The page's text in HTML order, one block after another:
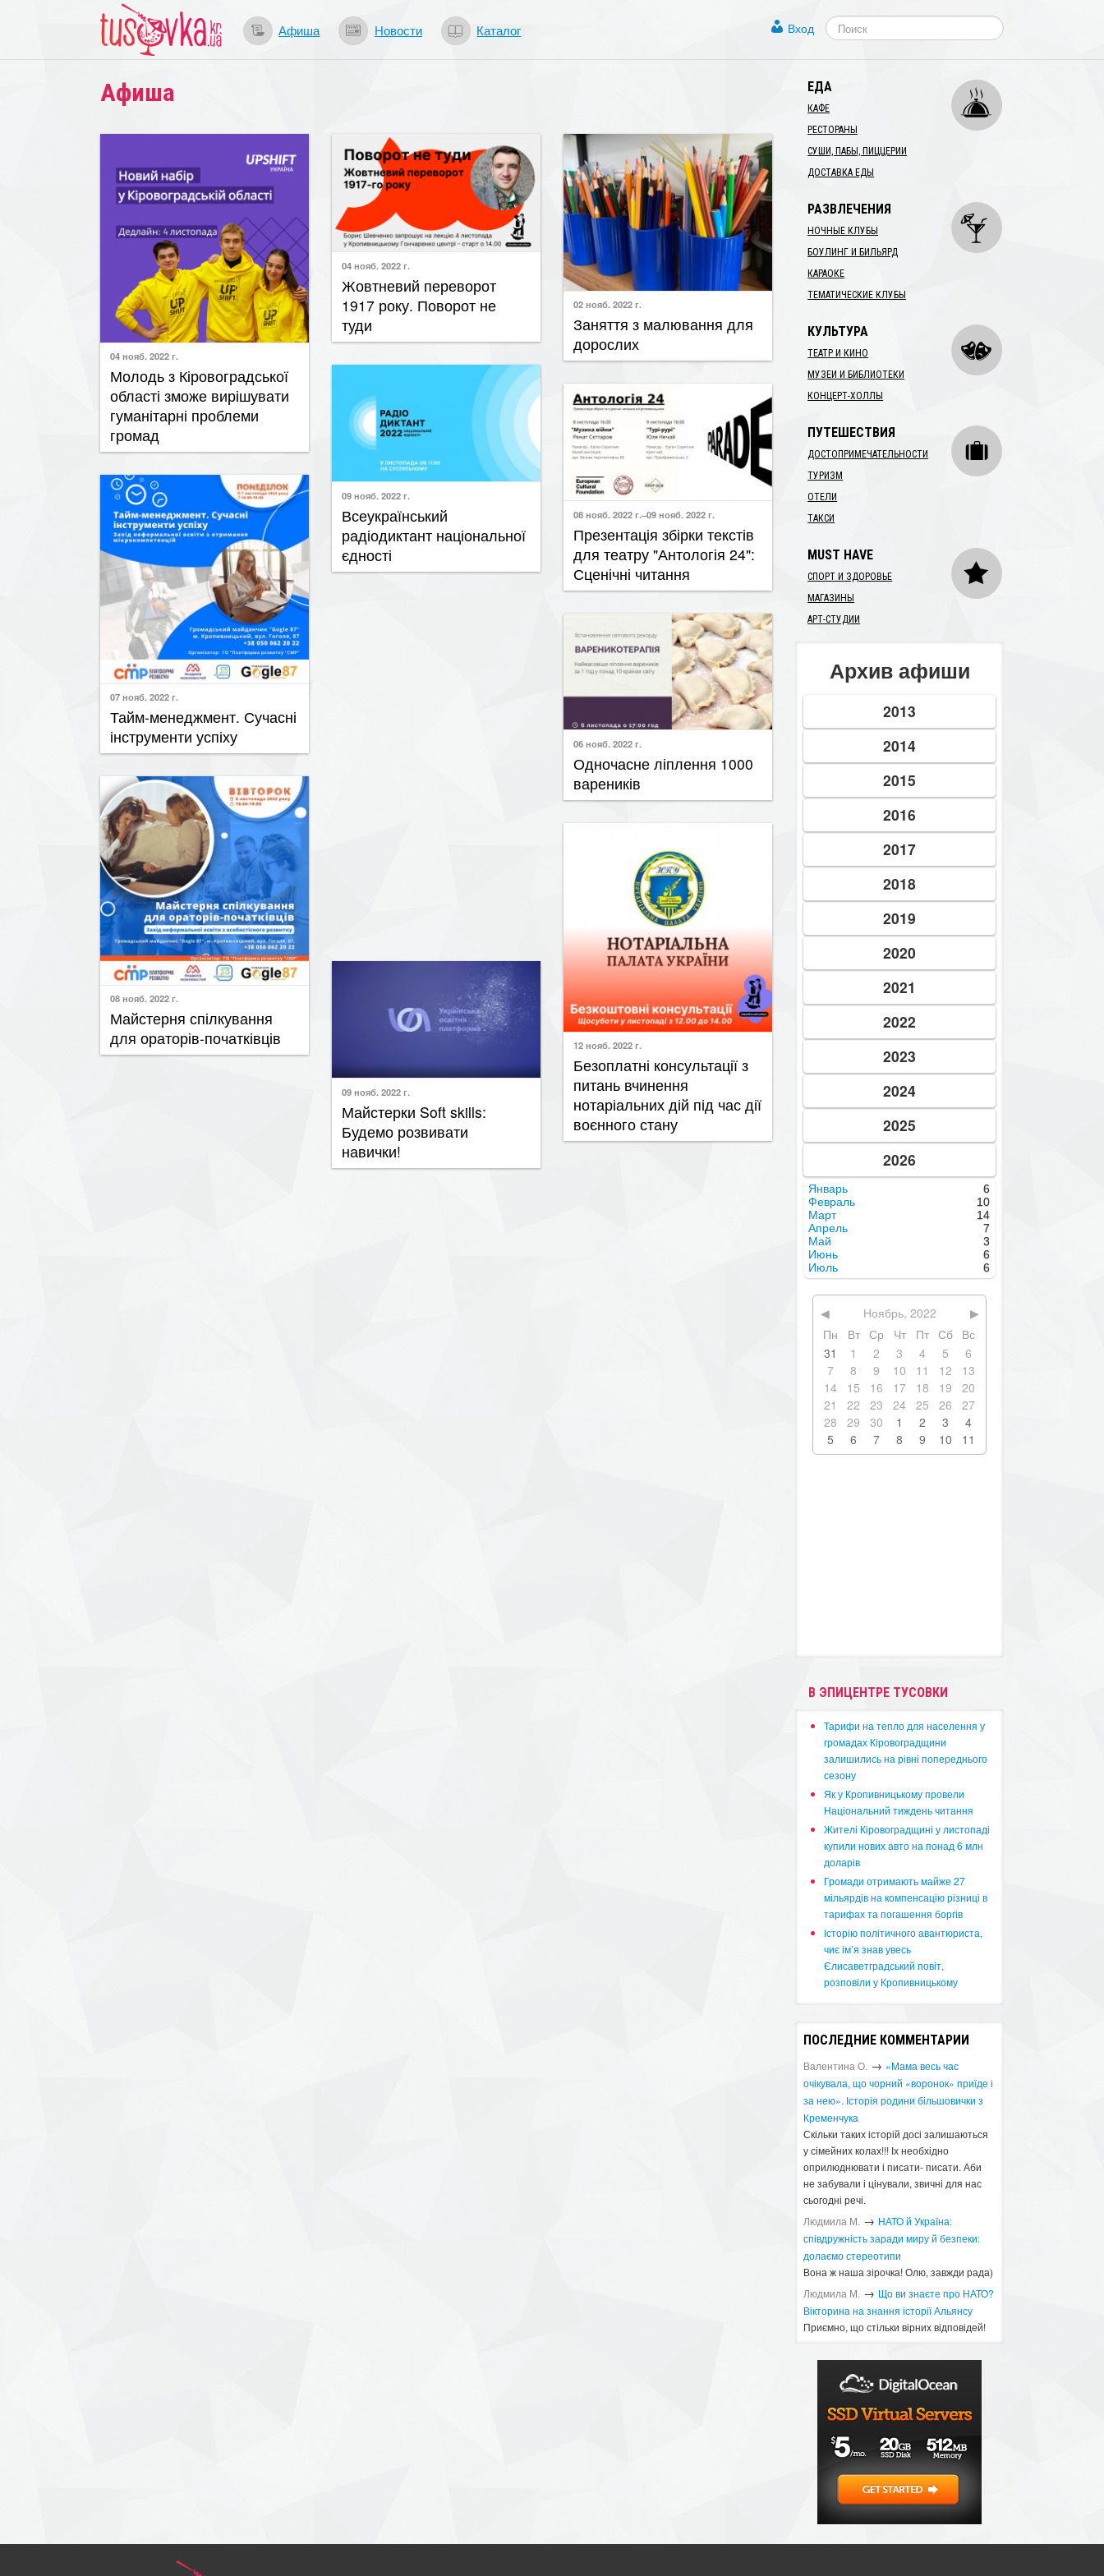
Афиша Новости Каталог Вход
Афиша
04 нояб. 2022 г.
​Молодь з Кіровоградської
області зможе вирішувати
гуманітарні проблеми
громад
04 нояб. 2022 г.
​Жовтневий переворот
1917 року. Поворот не
туди
02 нояб. 2022 г.
​Заняття з малювання для
дорослих
09 нояб. 2022 г.
​Всеукраїнський
радіодиктант національної
єдності
08 нояб. 2022 г.–09 нояб. 2022 г.
Презентація збірки текстів
для театру "Антологія 24":
Сценічні читання
07 нояб. 2022 г.
​Тайм-менеджмент. Сучасні
інструменти успіху
06 нояб. 2022 г.
Одночасне ліплення 1000
вареників
08 нояб. 2022 г.
Майстерня спілкування
для ораторів-початківців
12 нояб. 2022 г.
​Безоплатні консультації з
питань вчинення
нотаріальних дій під час дії
воєнного стану
09 нояб. 2022 г.
​Майстерки Soft skills:
Будемо розвивати
навички!
ЕДА
КАФЕ
РЕСТОРАНЫ
СУШИ, ПАБЫ, ПИЦЦЕРИИ
ДОСТАВКА ЕДЫ
РАЗВЛЕЧЕНИЯ
НОЧНЫЕ КЛУБЫ
БОУЛИНГ И БИЛЬЯРД
КАРАОКЕ
ТЕМАТИЧЕСКИЕ КЛУБЫ
КУЛЬТУРА
ТЕАТР И КИНО
МУЗЕИ И БИБЛИОТЕКИ
КОНЦЕРТ-ХОЛЛЫ
ПУТЕШЕСТВИЯ
ДОСТОПРИМЕЧАТЕЛЬНОСТИ
ТУРИЗМ
ОТЕЛИ
ТАКСИ
MUST HAVE
СПОРТ И ЗДОРОВЬЕ
МАГАЗИНЫ
АРТ-СТУДИИ
Архив афиши
2013
2014
2015
2016
2017
2018
2019
2020
2021
2022
2023
2024
2025
2026
Январь
6
Февраль
10
Март
14
Апрель
7
Май
3
Июнь
6
Июль
6
◀ Ноябрь, 2022
▶
Пн
Вт Ср Чт Пт Сб Вс
31
1 2 3 4 5
6
7
8 9 10 11 12
13
14
15 16 17 18 19
20
21
22 23 24 25 26
27
28
29 30 1 2 3
4
5
6 7 8 9 10 11
В ЭПИЦЕНТРЕ ТУСОВКИ
​Тарифи на тепло для населення у
громадах Кіровоградщини
залишились на рівні попереднього
сезону
​Як у Кропивницькому провели
Національний тиждень читання
​Жителі Кіровоградщині у листопаді
купили нових авто на понад 6 млн
доларів
​Громади отримають майже 27
мільярдів на компенсацію різниці в
тарифах та погашення боргів
Історію політичного авантюриста,
чиє ім’я знав увесь
Єлисаветградський повіт,
розповіли у Кропивницькому
ПОСЛЕДНИЕ КОММЕНТАРИИ
Валентина О. → «Мама весь час
очікувала, що чорний «воронок» приїде і
за нею». Історія родини більшовички з
Кременчука
Скільки таких історій досі залишаються
у сімейних колах!!! Іх необхідно
оприлюднювати і писати- писати. Аби
не забували і цінували, звичні для нас
сьогодні речі.
Людмила М. → ​НАТО й Україна:
співдружність заради миру й безпеки:
долаємо стереотипи
Вона ж наша зірочка! Олю, завжди рада)
Людмила М. → Що ви знаєте про НАТО?
Вікторина на знання історії Альянсу ​
Приємно, що стільки вірних відповідей!